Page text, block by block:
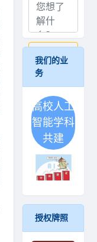
我们的业
务
高校人工
智能学科
共建
授权牌照